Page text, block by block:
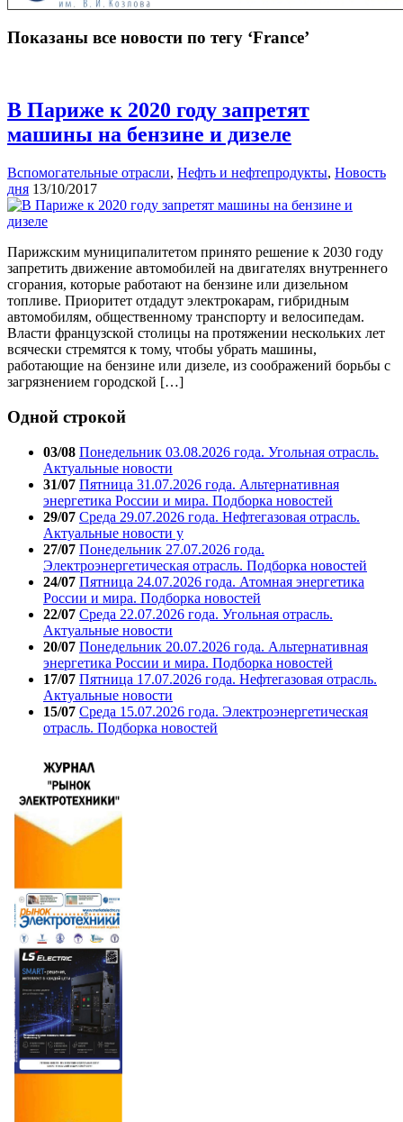
Показаны все новости по тегу ‘France’
В Париже к 2020 году запретят
машины на бензине и дизеле
Вспомогательные отрасли, Нефть и нефтепродукты, Новость
дня 13/10/2017
Парижским муниципалитетом принято решение к 2030 году
запретить движение автомобилей на двигателях внутреннего
сгорания, которые работают на бензине или дизельном
топливе. Приоритет отдадут электрокарам, гибридным
автомобилям, общественному транспорту и велосипедам.
Власти французской столицы на протяжении нескольких лет
всячески стремятся к тому, чтобы убрать машины,
работающие на бензине или дизеле, из соображений борьбы с
загрязнением городской […]
Одной строкой
03/08 Понедельник 03.08.2026 года. Угольная отрасль.
Актуальные новости
31/07 Пятница 31.07.2026 года. Альтернативная
энергетика России и мира. Подборка новостей
29/07 Среда 29.07.2026 года. Нефтегазовая отрасль.
Актуальные новости у
27/07 Понедельник 27.07.2026 года.
Электроэнергетическая отрасль. Подборка новостей
24/07 Пятница 24.07.2026 года. Атомная энергетика
России и мира. Подборка новостей
22/07 Среда 22.07.2026 года. Угольная отрасль.
Актуальные новости
20/07 Понедельник 20.07.2026 года. Альтернативная
энергетика России и мира. Подборка новостей
17/07 Пятница 17.07.2026 года. Нефтегазовая отрасль.
Актуальные новости
15/07 Среда 15.07.2026 года. Электроэнергетическая
отрасль. Подборка новостей